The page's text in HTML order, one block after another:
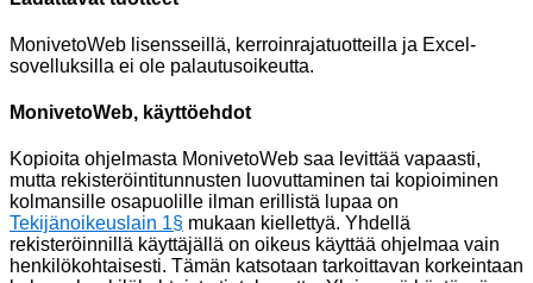
MonivetoWeb lisensseillä, kerroinrajatuotteilla ja Excel-
sovelluksilla ei ole palautusoikeutta.
MonivetoWeb, käyttöehdot
Kopioita ohjelmasta MonivetoWeb saa levittää vapaasti,
mutta rekisteröintitunnusten luovuttaminen tai kopioiminen
kolmansille osapuolille ilman erillistä lupaa on
Tekijänoikeuslain 1§ mukaan kiellettyä. Yhdellä
rekisteröinnillä käyttäjällä on oikeus käyttää ohjelmaa vain
henkilökohtaisesti. Tämän katsotaan tarkoittavan korkeintaan